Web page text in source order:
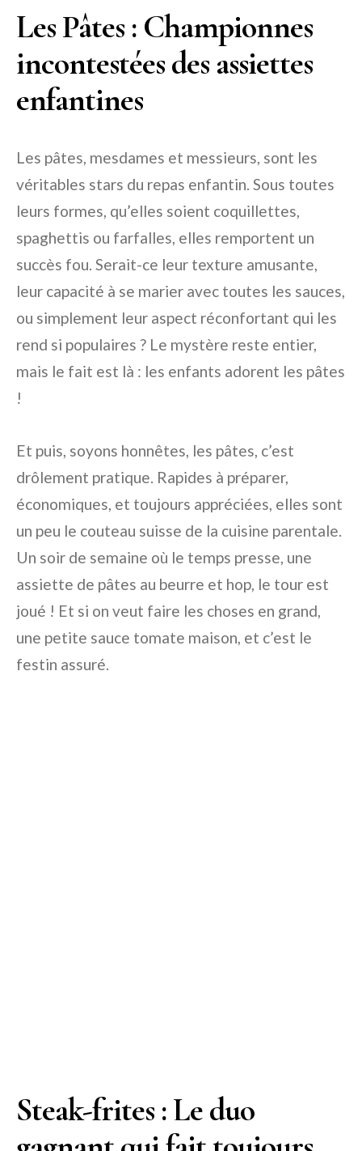
Les Pâtes : Championnes
incontestées des assiettes
enfantines
Les pâtes, mesdames et messieurs, sont les
véritables stars du repas enfantin. Sous toutes
leurs formes, qu’elles soient coquillettes,
spaghettis ou farfalles, elles remportent un
succès fou. Serait-ce leur texture amusante,
leur capacité à se marier avec toutes les sauces,
ou simplement leur aspect réconfortant qui les
rend si populaires ? Le mystère reste entier,
mais le fait est là : les enfants adorent les pâtes
!
Et puis, soyons honnêtes, les pâtes, c’est
drôlement pratique. Rapides à préparer,
économiques, et toujours appréciées, elles sont
un peu le couteau suisse de la cuisine parentale.
Un soir de semaine où le temps presse, une
assiette de pâtes au beurre et hop, le tour est
joué ! Et si on veut faire les choses en grand,
une petite sauce tomate maison, et c’est le
festin assuré.
Steak-frites : Le duo